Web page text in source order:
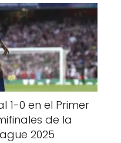
1-0 en el Primer
de la
2025